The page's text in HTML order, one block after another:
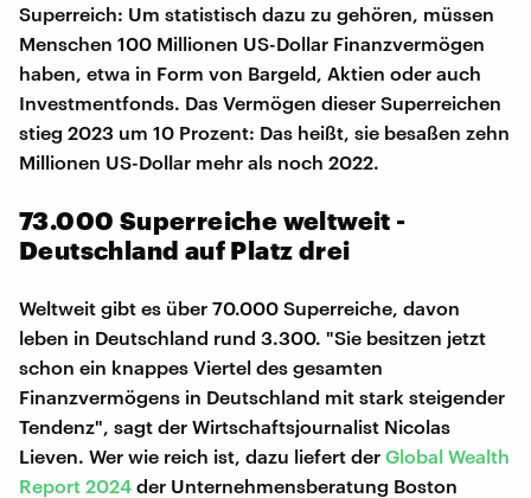
Superreich: Um statistisch dazu zu gehören, müssen
Menschen 100 Millionen US-Dollar Finanzvermögen
haben, etwa in Form von Bargeld, Aktien oder auch
Investmentfonds. Das Vermögen dieser Superreichen
stieg 2023 um 10 Prozent: Das heißt, sie besaßen zehn
Millionen US-Dollar mehr als noch 2022.
73.000 Superreiche weltweit -
Deutschland auf Platz drei
Weltweit gibt es über 70.000 Superreiche, davon
leben in Deutschland rund 3.300. "Sie besitzen jetzt
schon ein knappes Viertel des gesamten
Finanzvermögens in Deutschland mit stark steigender
Tendenz", sagt der Wirtschaftsjournalist Nicolas
Lieven. Wer wie reich ist, dazu liefert der Global Wealth
Report 2024 der Unternehmensberatung Boston